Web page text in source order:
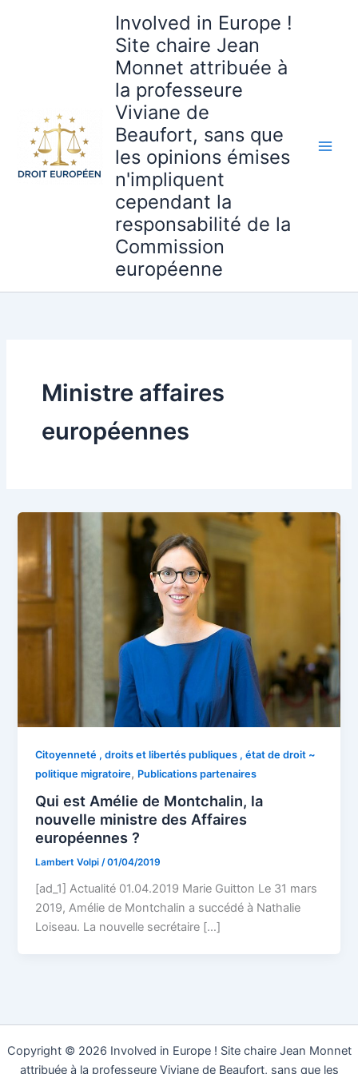
Involved in Europe !
Site chaire Jean
Monnet attribuée à
la professeure
Viviane de
Beaufort, sans que
les opinions émises
n'impliquent
cependant la
responsabilité de la
Commission
européenne
Ministre affaires
européennes
Citoyenneté , droits et libertés publiques , état de droit ~
politique migratoire, Publications partenaires
Qui est Amélie de Montchalin, la
nouvelle ministre des Affaires
européennes ?
Lambert Volpi/01/04/2019
[ad_1] Actualité 01.04.2019 Marie Guitton Le 31 mars
2019, Amélie de Montchalin a succédé à Nathalie
Loiseau. La nouvelle secrétaire […]
Copyright © 2026 Involved in Europe ! Site chaire Jean Monnet
attribuée à la professeure Viviane de Beaufort, sans que les